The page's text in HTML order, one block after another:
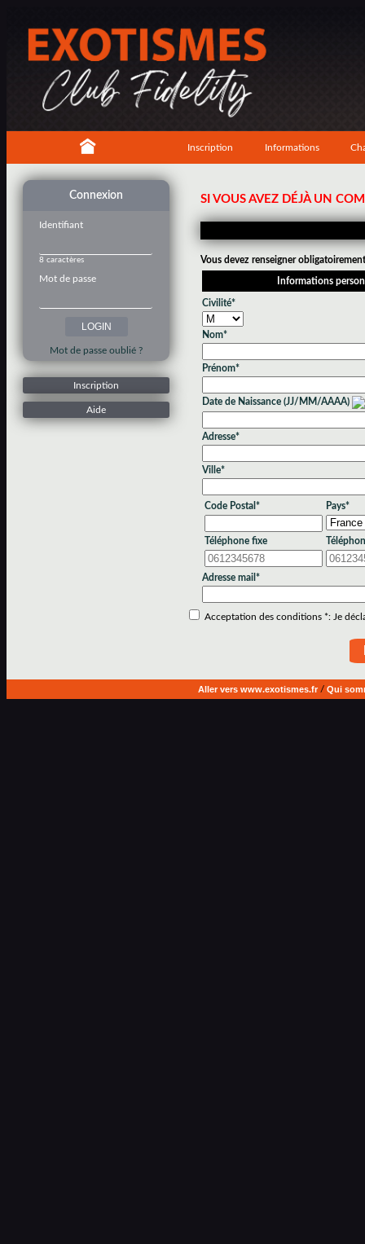
Inscription Informations
Connexion
Identifiant
8 caractères
Mot de passe
Mot de passe oublié ?
Inscription
Aide
SI VOUS AVEZ DÉJÀ UN
Vous devez renseigner
Informations
Civilité*
Nom*
Prénom*
Date de Naissance (JJ/MM/AAAA)
Adresse*
Ville*
Code Postal* Pays*
Téléphone fixe
Adresse mail*
Acceptation des conditions *: Je
Aller vers www.exotismes.fr/ Qui